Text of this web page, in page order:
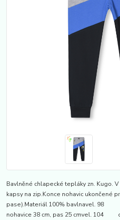
Bavlněné chlapecké tepláky zn. Kugo.
kapsy na zip.Konce nohavic ukončené
pase).Materiál 100% bavlnavel. 98
nohavice 38 cm, pas 25 cmvel. 104